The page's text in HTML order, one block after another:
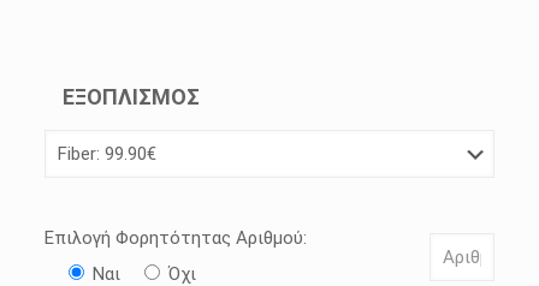
ΕΞΟΠΛΙΣΜΟΣ
Επιλογή Φορητότητας Αριθμού:
Ναι
Όχι